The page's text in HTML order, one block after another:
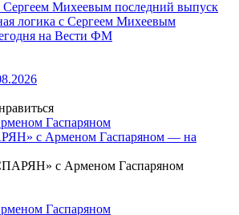
логика с Сергеем Михеевым
на Вести ФМ
с Арменом Гаспаряном — на
с Арменом Гаспаряном